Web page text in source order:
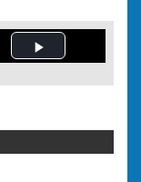
Play Video